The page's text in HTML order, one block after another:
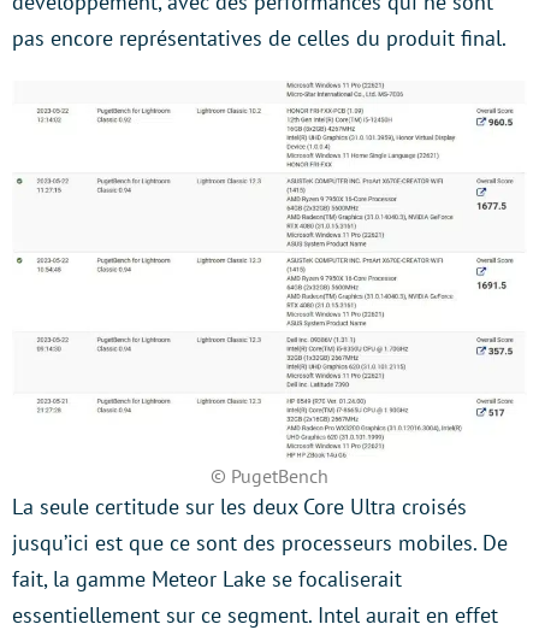
pas encore représentatives de celles du produit final.
© PugetBench
La seule certitude sur les deux Core Ultra croisés
jusqu’ici est que ce sont des processeurs mobiles. De
fait, la gamme Meteor Lake se focaliserait
essentiellement sur ce segment. Intel aurait en effet